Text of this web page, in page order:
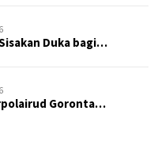
Duka bagi…
Goronta…